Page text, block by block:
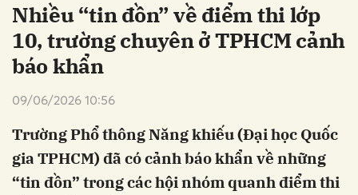
Nhiều “tin đồn” về điểm thi lớp
10, trường chuyên ở TPHCM cảnh
báo khẩn
09/06/2026 10:56
Trường Phổ thông Năng khiếu (Đại học Quốc
gia TPHCM) đã có cảnh báo khẩn về những
“tin đồn” trong các hội nhóm quanh điểm thi
Hủy Gửi